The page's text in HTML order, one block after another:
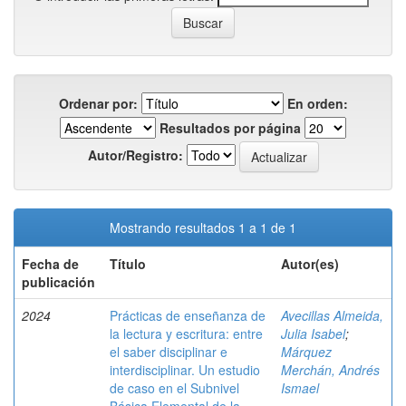
Ordenar por:
En orden:
Resultados por página
Autor/Registro:
Mostrando resultados 1 a 1 de 1
Fecha de
publicación
Título Autor(es)
2024
Prácticas de enseñanza de
la lectura y escritura: entre
el saber disciplinar e
interdisciplinar. Un estudio
de caso en el Subnivel
Avecillas Almeida,
Julia Isabel;
Márquez
Merchán, Andrés
Ismael